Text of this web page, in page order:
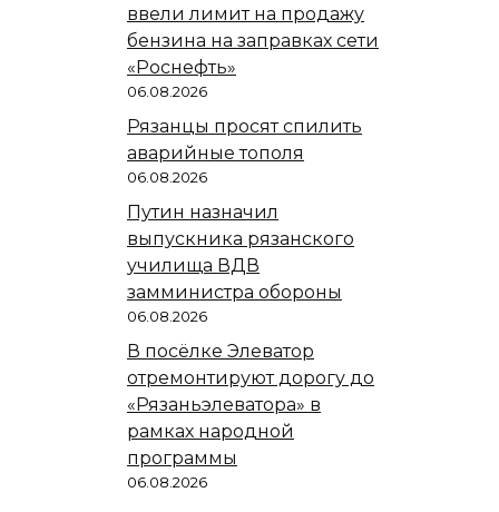
ввели лимит на продажу
бензина на заправках сети
«Роснефть»
06.08.2026
Рязанцы просят спилить
аварийные тополя
06.08.2026
Путин назначил
выпускника рязанского
училища ВДВ
замминистра обороны
06.08.2026
В посёлке Элеватор
отремонтируют дорогу до
«Рязаньэлеватора» в
рамках народной
программы
06.08.2026